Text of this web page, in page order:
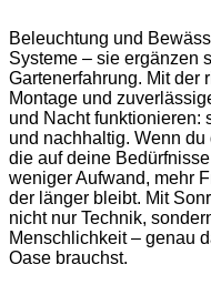
Beleuchtung und
Systeme – sie ergänzen
Gartenerfahrung. Mit der
Montage und
und Nacht funktionieren:
und nachhaltig. Wenn
die auf deine
weniger Aufwand, mehr
der länger bleibt. Mit
nicht nur Technik,
Menschlichkeit – genau
Oase brauchst.